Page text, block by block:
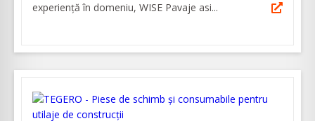
experiență în domeniu, WISE Pavaje asi...